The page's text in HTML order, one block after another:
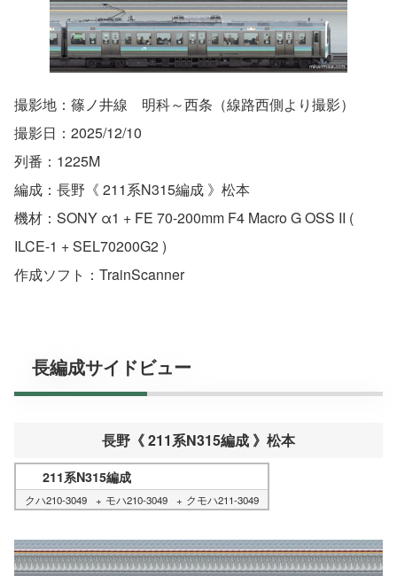
撮影地：篠ノ井線 明科～西条（線路西側より撮影）
撮影日：2025/12/10
列番：1225M
編成：長野《 211系N315編成 》松本
機材：SONY α1 + FE 70-200mm F4 Macro G OSS II (
ILCE-1 + SEL70200G2 )
作成ソフト：TrainScanner
長編成サイドビュー
長野《 211系N315編成 》松本
211系N315編成
クハ210-3049 モハ210-3049 クモハ211-3049